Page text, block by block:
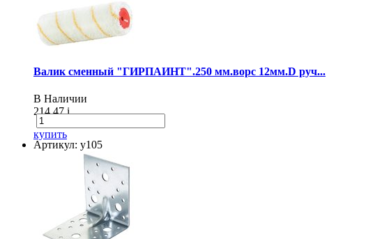
Валик сменный "ГИРПАИНТ".250 мм.ворс 12мм.D руч...
В Наличии
214.47i
купить
Артикул: у105